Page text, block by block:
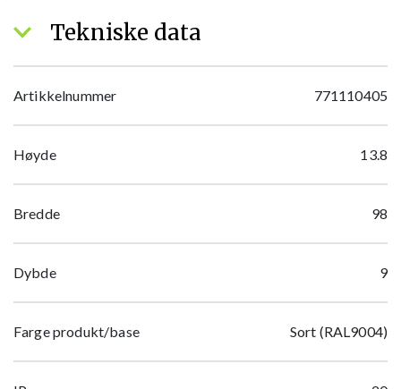
Tekniske data
Artikkelnummer 771110405
Høyde 13.8
Bredde 98
Dybde 9
Farge produkt/base Sort (RAL9004)